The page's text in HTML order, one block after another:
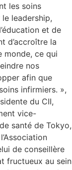
les soins
leadership,
et de
d’accroître la
monde, ce qui
nos
afin que
infirmiers. »,
du CII,
vice-
santé de Tokyo,
de conseillère
fructueux au sein